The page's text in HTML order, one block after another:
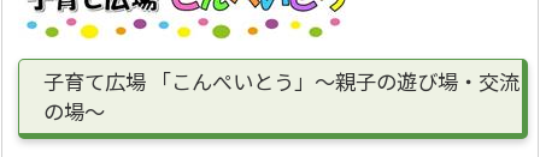
子育て広場 「こんぺいとう」～親子の遊び場・交流
の場～